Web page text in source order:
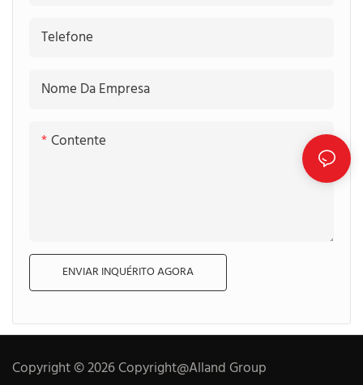
Telefone
Nome Da Empresa
Contente
ENVIAR INQUÉRITO AGORA
Copyright © 2026 Copyright@Alland Group